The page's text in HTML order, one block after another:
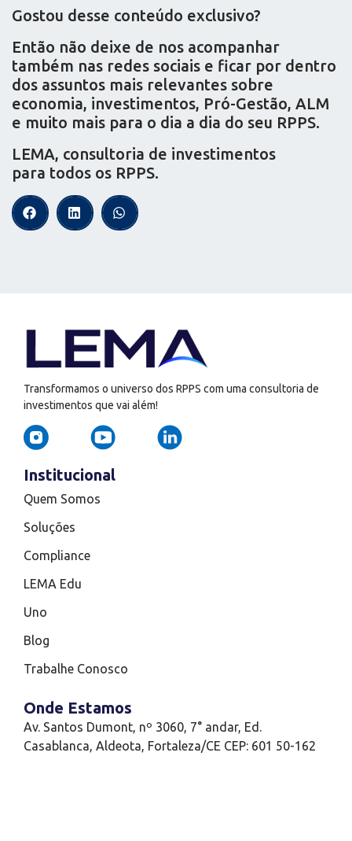
Gostou desse conteúdo exclusivo?
Então não deixe de nos acompanhar
também nas redes sociais e ficar por dentro
dos assuntos mais relevantes sobre
economia, investimentos, Pró-Gestão, ALM
e muito mais para o dia a dia do seu RPPS.
LEMA, consultoria de investimentos
para todos os RPPS.
Transformamos o universo dos RPPS com uma consultoria de
investimentos que vai além!
Institucional
Quem Somos
Soluções
Compliance
LEMA Edu
Uno
Blog
Trabalhe Conosco
Onde Estamos
Av. Santos Dumont, nº 3060, 7° andar, Ed.
Casablanca, Aldeota, Fortaleza/CE CEP: 601 50-162